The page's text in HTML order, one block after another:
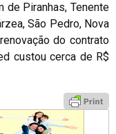
de Piranhas, Tenente
São Pedro, Nova
do contrato
custou cerca de R$